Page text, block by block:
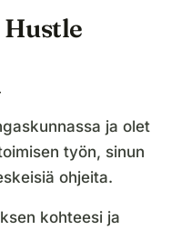
ja olet
työn, sinun
ohjeita.
kohteesi ja